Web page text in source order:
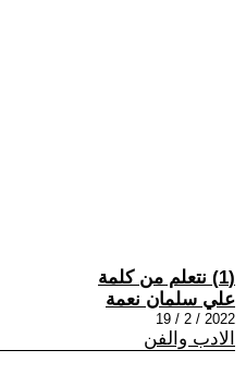
(1) نتعلم من كلمة
علي سلمان نعمة
2022 / 2 / 19
الادب والفن